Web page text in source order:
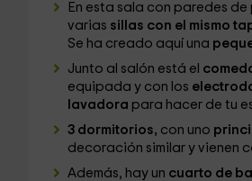
En esta sala con paredes
varias sillas con el mismo
Se ha creado aquí una
Junto al salón está el
equipada y con los
lavadora para hacer de tu
3 dormitorios, con uno
decoración similar y vienen
Además, hay un cuarto de